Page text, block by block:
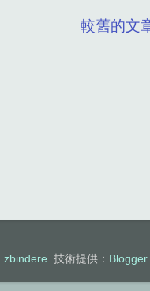
較舊的文
zbindere . 技術提供： Blogger.